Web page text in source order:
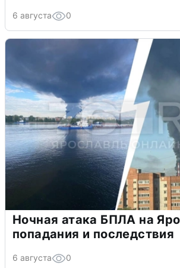
6 августа 0
Ночная атака БПЛА на
попадания и последствия
6 августа 0